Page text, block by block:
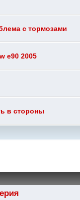
с тормозами
e90 2005
в стороны